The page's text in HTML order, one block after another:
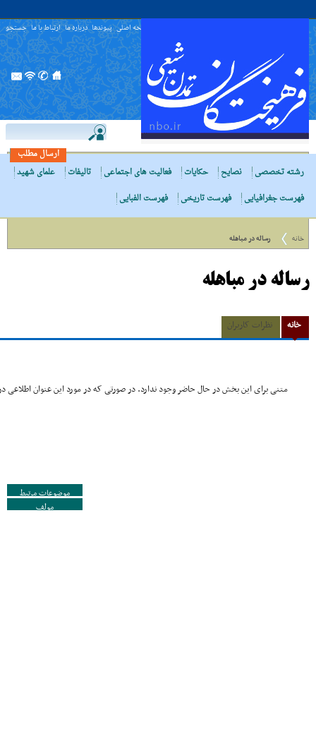
صفحه اصلی پیوندها درباره ما ارتباط با ما جستجو
ارسال مطلب
رشته تخصصی
نصایح حکایات فعالیت های اجتماعی تالیفات
علمای شهید
فهرست جغرافیایی
فهرست تاریخی فهرست الفبایی
خانه رساله در مباهله
رساله در مباهله
خانه نظرات کاربران
متنی برای این بخش در حال حاضر وجود ندارد. در صورتی که در مورد این عنوان اطلاعی
موضوعات مرتبط
مولف